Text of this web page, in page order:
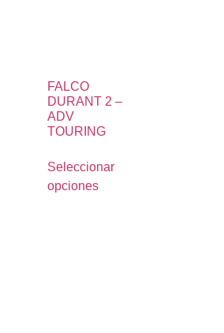
FALCO
DURANT 2 –
ADV
TOURING
Seleccionar
opciones